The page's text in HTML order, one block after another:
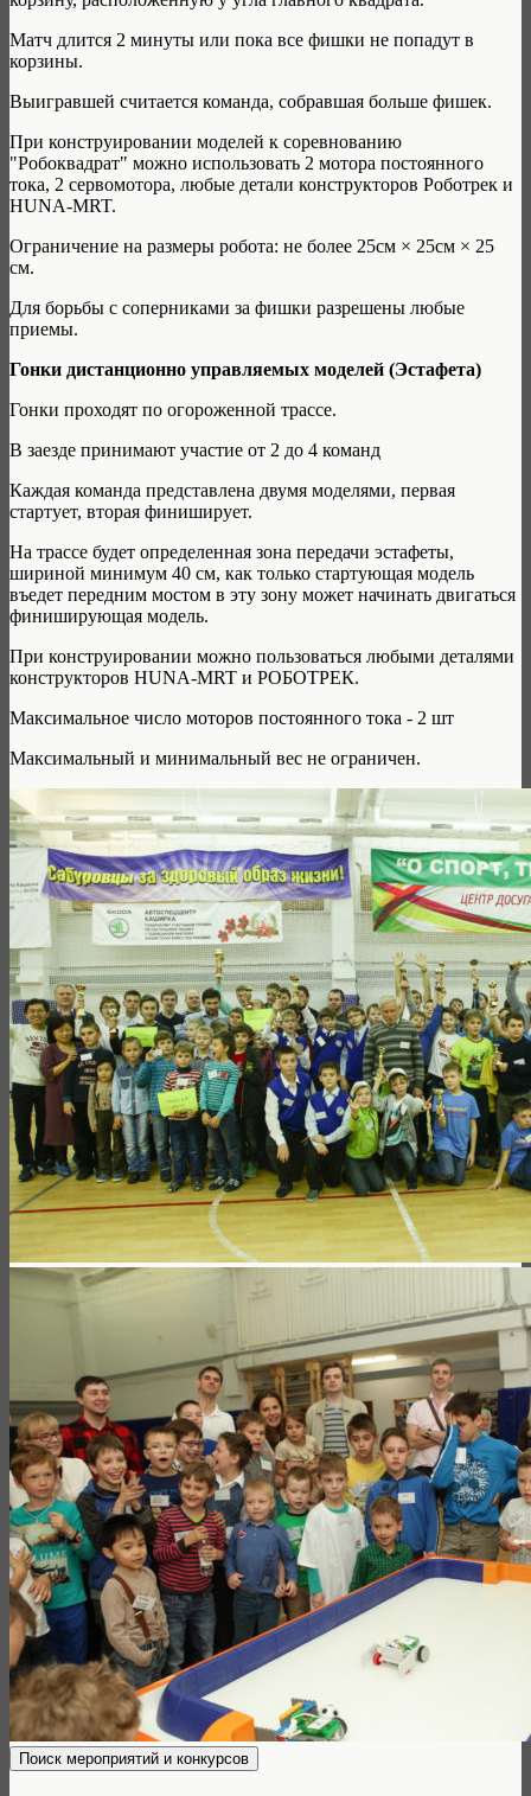
Матч длится 2 минуты или пока все фишки не попадут в
корзины.
Выигравшей считается команда, собравшая больше фишек.
При конструировании моделей к соревнованию
"Робоквадрат" можно использовать 2 мотора постоянного
тока, 2 сервомотора, любые детали конструкторов Роботрек и
HUNA-MRT.
Ограничение на размеры робота: не более 25см × 25см × 25
см.
Для борьбы с соперниками за фишки разрешены любые
приемы.
Гонки дистанционно управляемых моделей (Эстафета)
Гонки проходят по огороженной трассе.
В заезде принимают участие от 2 до 4 команд
Каждая команда представлена двумя моделями, первая
стартует, вторая финиширует.
На трассе будет определенная зона передачи эстафеты,
шириной минимум 40 см, как только стартующая модель
въедет передним мостом в эту зону может начинать двигаться
финиширующая модель.
При конструировании можно пользоваться любыми деталями
конструкторов HUNA-MRT и РОБОТРЕК.
Максимальное число моторов постоянного тока - 2 шт
Максимальный и минимальный вес не ограничен.